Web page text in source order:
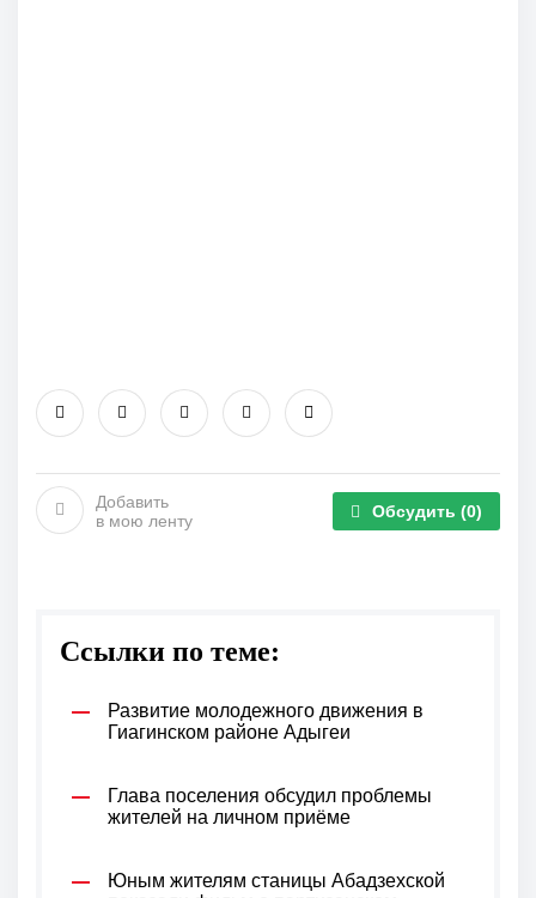
Добавить
в мою ленту
Обсудить (0)
Ссылки по теме:
Развитие молодежного движения в
Гиагинском районе Адыгеи
Глава поселения обсудил проблемы
жителей на личном приёме
Юным жителям станицы Абадзехской